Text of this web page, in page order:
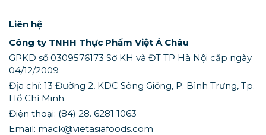
Liên hệ
Công ty TNHH Thực Phẩm Việt Á Châu
GPKD số 0309576173 Sở KH và ĐT TP Hà Nội cấp ngày
04/12/2009
Địa chỉ: 13 Đường 2, KDC Sông Giồng, P. Bình Trưng, Tp.
Hồ Chí Minh.
Điện thoại: (84) 28. 6281 1063
Email: mack@vietasiafoods.com